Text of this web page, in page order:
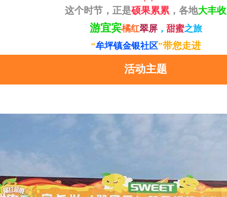
这个时节，正是硕果累累 ，各地大丰收
游宜宾橘红翠屏， 甜蜜之旅
“牟坪镇金银社区”带您走进
活动主题